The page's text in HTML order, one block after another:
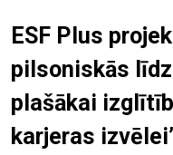
ESF Plus
pilsoniskās
plašākai
karjeras